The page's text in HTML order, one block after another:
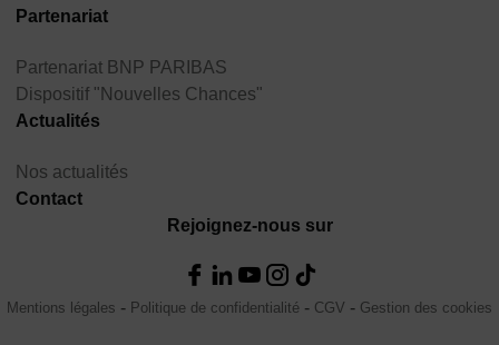
Partenariat
Partenariat BNP PARIBAS
Dispositif "Nouvelles Chances"
Actualités
Nos actualités
Contact
Rejoignez-nous sur
Mentions légales Politique de confidentialité CGV Gestion des cookies